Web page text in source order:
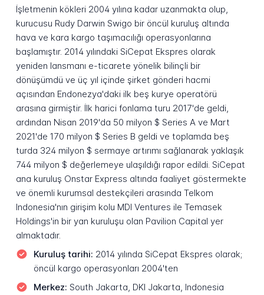
İşletmenin kökleri 2004 yılına kadar uzanmakta olup,
kurucusu Rudy Darwin Swigo bir öncül kuruluş altında
hava ve kara kargo taşımacılığı operasyonlarına
başlamıştır. 2014 yılındaki SiCepat Ekspres olarak
yeniden lansmanı e-ticarete yönelik bilinçli bir
dönüşümdü ve üç yıl içinde şirket gönderi hacmi
açısından Endonezya'daki ilk beş kurye operatörü
arasına girmiştir. İlk harici fonlama turu 2017'de geldi,
ardından Nisan 2019'da 50 milyon $ Series A ve Mart
2021'de 170 milyon $ Series B geldi ve toplamda beş
turda 324 milyon $ sermaye artırımı sağlanarak yaklaşık
744 milyon $ değerlemeye ulaşıldığı rapor edildi. SiCepat
ana kuruluş Onstar Express altında faaliyet göstermekte
ve önemli kurumsal destekçileri arasında Telkom
Indonesia'nın girişim kolu MDI Ventures ile Temasek
Holdings'in bir yan kuruluşu olan Pavilion Capital yer
almaktadır.
Kuruluş tarihi: 2014 yılında SiCepat Ekspres olarak;
öncül kargo operasyonları 2004'ten
Merkez: South Jakarta, DKI Jakarta, Indonesia